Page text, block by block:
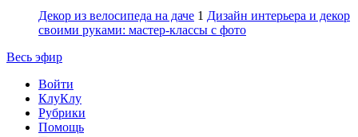
Декор из велосипеда на даче 1 Дизайн интерьера и декор
своими руками: мастер-классы с фото
Весь эфир
Войти
КлуКлу
Рубрики
Помощь